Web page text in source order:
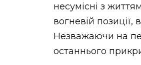
несумісні з
вогневій
Незважаючи на
останнього